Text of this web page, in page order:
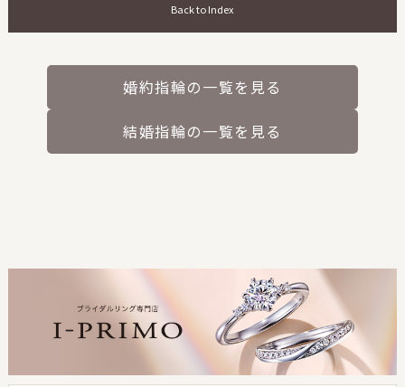
Back to Index
婚約指輪の一覧を見る
結婚指輪の一覧を見る